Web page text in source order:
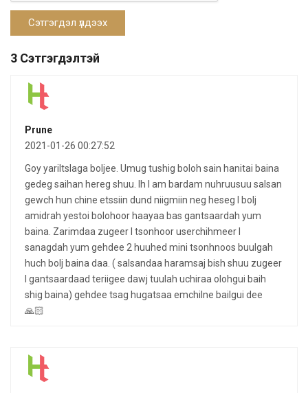
3 Сэтгэгдэлтэй
Prune
2021-01-26 00:27:52
Goy yariltslaga boljee. Umug tushig boloh sain hanitai baina
gedeg saihan hereg shuu. Ih l am bardam nuhruusuu salsan
gewch hun chine etssiin dund niigmiin neg heseg l bolj
amidrah yestoi bolohoor haayaa bas gantsaardah yum
baina. Zarimdaa zugeer l tsonhoor userchihmeer l
sanagdah yum gehdee 2 huuhed mini tsonhnoos buulgah
huch bolj baina daa. ( salsandaa haramsaj bish shuu zugeer
l gantsaardaad teriigee dawj tuulah uchiraa olohgui baih
shig baina) gehdee tsag hugatsaa emchilne bailgui dee
🙏🏻